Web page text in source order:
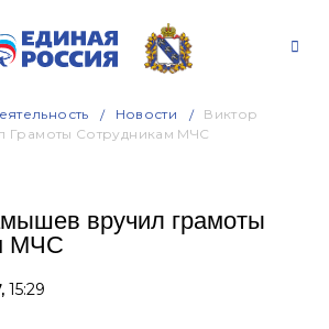
Новости
Виктор
Грамоты Сотрудникам МЧС
вручил грамоты
МЧС
15:29